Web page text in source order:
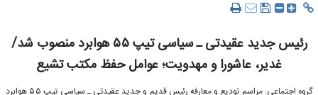
رئیس جدید عقیدتی ـ سیاسی تیپ ۵۵ هوابرد منصوب شد/
غدیر، عاشورا و مهدویت؛ عوامل حفظ مكتب تشیع
گروه اجتماعی: مراسم تودیع و معارفه رئیس قدیم و جدید عقیدتی ـ سیاسی تیپ ۵۵ هوابرد